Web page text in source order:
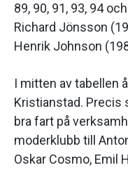
89, 90, 91, 93, 94
Richard Jönsson
Henrik Johnson
I mitten av tabellen
Kristianstad. Precis
bra fart på
moderklubb till
Oskar Cosmo, Emil